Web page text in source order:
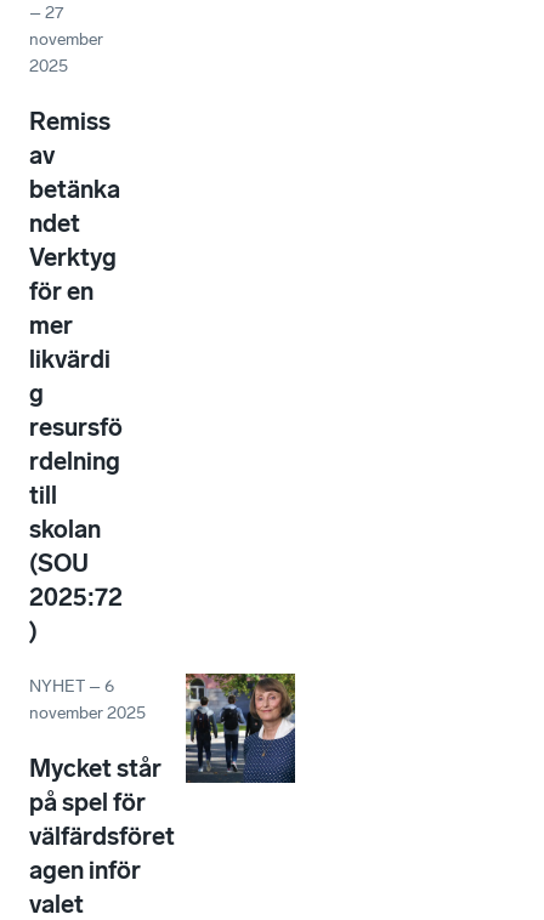
–27
november
2025
Remiss
av
betänka
ndet
Verktyg
för en
mer
likvärdi
g
resursfö
rdelning
till
skolan
(SOU
2025:72
)
NYHET –6
november 2025
Mycket står
på spel för
välfärdsföret
agen inför
valet